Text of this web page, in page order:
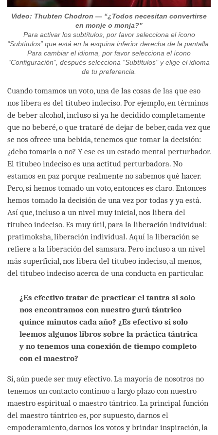
Video: Thubten Chodron — “¿Todos necesitan convertirse
en monje o monja?”
Para activar los subtítulos, por favor selecciona el ícono
“Subtítulos” que está en la esquina inferior derecha de la pantalla.
Para cambiar el idioma, por favor selecciona el ícono
“Configuración”, después selecciona “Subtítulos" y elige el idioma
de tu preferencia.
Cuando tomamos un voto, una de las cosas de las que eso
nos libera es del titubeo indeciso. Por ejemplo, en términos
de beber alcohol, incluso si ya he decidido completamente
que no beberé, o que trataré de dejar de beber, cada vez que
se nos ofrece una bebida, tenemos que tomar la decisión:
¿debo tomarla o no? Y ese es un estado mental perturbador.
El titubeo indeciso es una actitud perturbadora. No
estamos en paz porque realmente no sabemos qué hacer.
Pero, si hemos tomado un voto, entonces es claro. Entonces
hemos tomado la decisión de una vez por todas y ya está.
Así que, incluso a un nivel muy inicial, nos libera del
titubeo indeciso. Es muy útil, para la liberación individual:
pratimoksha, liberación individual. Aquí la liberación se
refiere a la liberación del samsara. Pero incluso a un nivel
más superficial, nos libera del titubeo indeciso, al menos,
del titubeo indeciso acerca de una conducta en particular.
¿Es efectivo tratar de practicar el tantra si solo
nos encontramos con nuestro gurú tántrico
quince minutos cada año? ¿Es efectivo si solo
leemos algunos libros sobre la práctica tántrica
y no tenemos una conexión de tiempo completo
con el maestro?
Sí, aún puede ser muy efectivo. La mayoría de nosotros no
tenemos un contacto continuo a largo plazo con nuestro
maestro espiritual o maestro tántrico. La principal función
del maestro tántrico es, por supuesto, darnos el
empoderamiento, darnos los votos y brindar inspiración, la